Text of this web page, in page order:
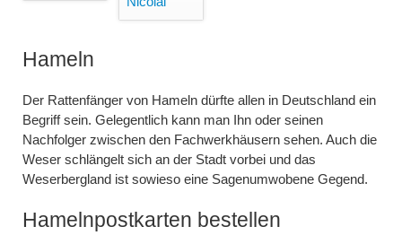
Hameln
Der Rattenfänger von Hameln dürfte allen in Deutschland ein
Begriff sein. Gelegentlich kann man Ihn oder seinen
Nachfolger zwischen den Fachwerkhäusern sehen. Auch die
Weser schlängelt sich an der Stadt vorbei und das
Weserbergland ist sowieso eine Sagenumwobene Gegend.
Hamelnpostkarten bestellen